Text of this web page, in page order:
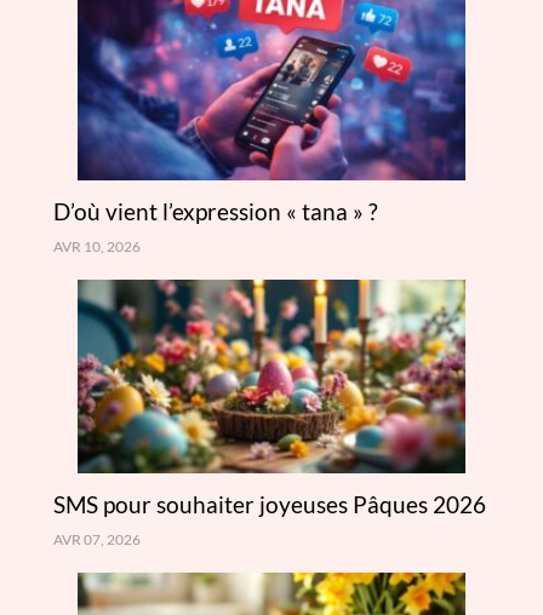
D’où vient l’expression « tana » ?
AVR 10, 2026
SMS pour souhaiter joyeuses Pâques 2026
AVR 07, 2026